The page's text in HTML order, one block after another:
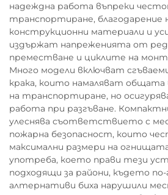
надеждна работа въпреки
транспортиране, благодарение
конструкционни материали и
издържат напреженията от
преместване и циклите на
Много модели включват
крака, които намаляват общата
на транспортиране, но
работа при разгъване.
улеснява съответствието с
пожарна безопасност, които
максимални размери на
употреба, което прави тези
подходящи за райони, където
алтернативи биха нарушили